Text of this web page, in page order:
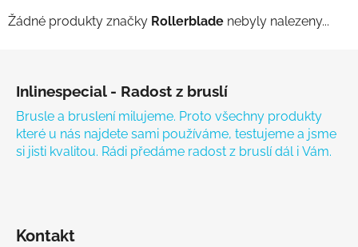
Žádné produkty značky Rollerblade nebyly nalezeny...
Inlinespecial - Radost z bruslí
Brusle a bruslení milujeme. Proto všechny produkty
které u nás najdete sami používáme, testujeme a jsme
si jisti kvalitou. Rádi předáme radost z bruslí dál i Vám.
Kontakt